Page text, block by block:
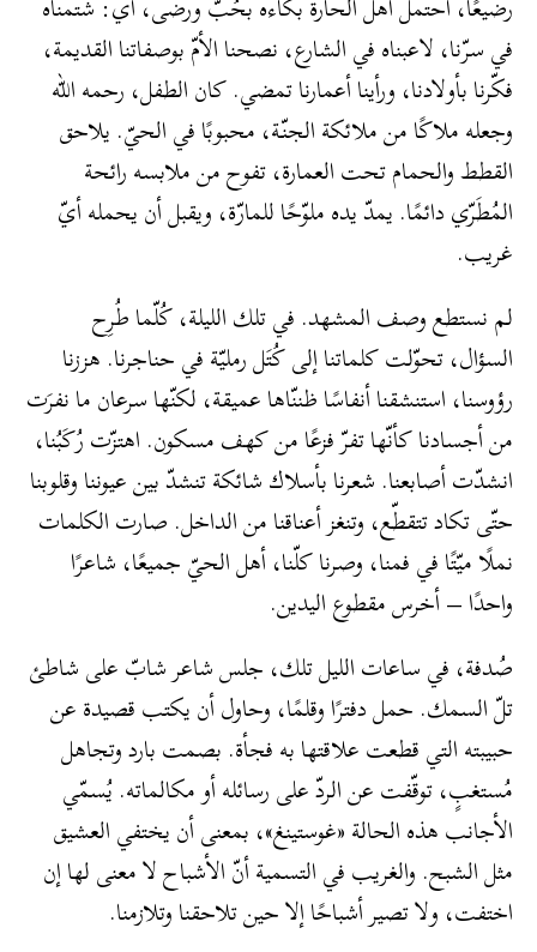
في سرّنا، لاعبناه في الشارع، نصحنا الأمّ بوصفاتنا القديمة،
فكّرنا بأولادنا، ورأينا أعمارنا تمضي. كان الطفل، رحمه الله
وجعله ملاكًا من ملائكة الجنّة، محبوبًا في الحيّ. يلاحق
القطط والحمام تحت العمارة، تفوح من ملابسه رائحة
المُطَرّي دائمًا. يمدّ يده ملوّحًا للمارّة، ويقبل أن يحمله أيّ
غريب.
لم نستطع وصف المشهد. في تلك الليلة، كُلّما طُرِح
السؤال، تحوّلت كلماتنا إلى كُتَل رمليّة في حناجرنا. هززنا
رؤوسنا، استنشقنا أنفاسًا ظننّاها عميقة، لكنّها سرعان ما نفرَت
من أجسادنا كأنّها تفرّ فزعًا من كهف مسكون. اهتزّت رُكَبُنا،
انشدّت أصابعنا. شعرنا بأسلاك شائكة تنشدّ بين عيوننا وقلوبنا
حتّى تكاد تتقطّع، وتنغز أعناقنا من الداخل. صارت الكلمات
نملًا ميّتًا في فمنا، وصرنا كلّنا، أهل الحيّ جميعًا، شاعرًا
واحدًا – أخرس مقطوع اليدين.
صُدفة، في ساعات الليل تلك، جلس شاعر شابّ على شاطئ
تلّ السمك. حمل دفترًا وقلمًا، وحاول أن يكتب قصيدة عن
حبيبته التي قطعت علاقتها به فجأة. بصمت بارد وتجاهل
مُستغبٍ، توقّفت عن الردّ على رسائله أو مكالماته. يُسمّي
الأجانب هذه الحالة «غوستينغ»، بمعنى أن يختفي العشيق
مثل الشبح. والغريب في التسمية أنّ الأشباح لا معنى لها إن
اختفت، ولا تصير أشباحًا إلا حين تلاحقنا وتلازمنا.